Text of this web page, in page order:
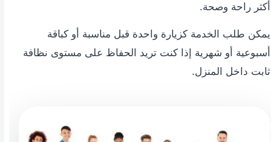
أكثر راحة وصحة.
يمكن طلب الخدمة كزيارة واحدة قبل مناسبة أو كباقة
أسبوعية أو شهرية إذا كنت تريد الحفاظ على مستوى نظافة
ثابت داخل المنزل.